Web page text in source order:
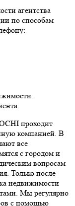
агентства
по способам
проходит
компанией. В
все
с городом и
вопросам
Только после
недвижимости
Мы регулярно
с помощью